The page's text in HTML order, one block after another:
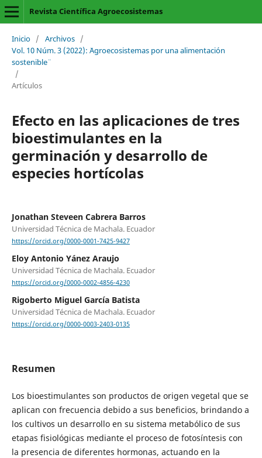
Revista Científica Agroecosistemas
Inicio / Archivos /
Vol. 10 Núm. 3 (2022): ¨Agroecosistemas por una alimentación
sostenible¨
/
Artículos
Efecto en las aplicaciones de tres
bioestimulantes en la
germinación y desarrollo de
especies hortícolas
Jonathan Steveen Cabrera Barros
Universidad Técnica de Machala. Ecuador
https://orcid.org/0000-0001-7425-9427
Eloy Antonio Yánez Araujo
Universidad Técnica de Machala. Ecuador
https://orcid.org/0000-0002-4856-4230
Rigoberto Miguel García Batista
Universidad Técnica de Machala. Ecuador
https://orcid.org/0000-0003-2403-0135
Resumen
Los bioestimulantes son productos de origen vegetal que se
aplican con frecuencia debido a sus beneficios, brindando a
los cultivos un desarrollo en su sistema metabólico de sus
etapas fisiológicas mediante el proceso de fotosíntesis con
la presencia de diferentes hormonas, actuando en la